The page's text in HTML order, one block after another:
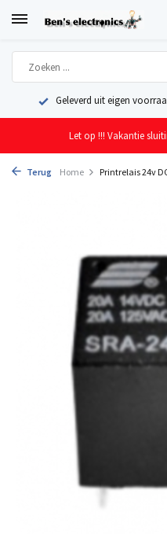
Geleverd uit eigen
Let op !!! Vakantie
Terug Home Printrelais 24v